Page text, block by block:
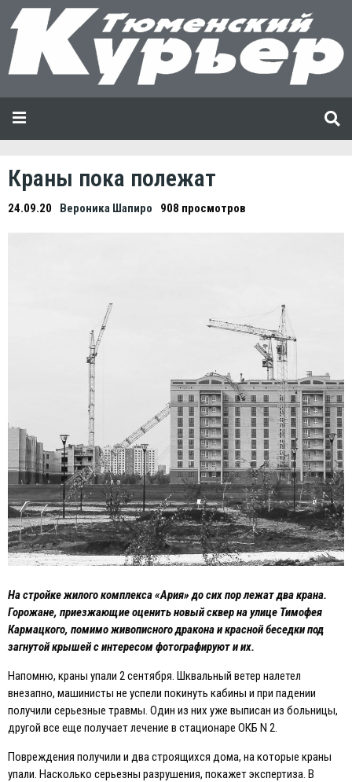
Краны пока полежат
24.09.20 Вероника Шапиро 908 просмотров
На стройке жилого комплекса «Ария» до сих пор лежат два крана.
Горожане, приезжающие оценить новый сквер на улице Тимофея
Кармацкого, помимо живописного дракона и красной беседки под
загнутой крышей с интересом фотографируют и их.
Напомню, краны упали 2 сентября. Шквальный ветер налетел
внезапно, машинисты не успели покинуть кабины и при падении
получили серьезные травмы. Один из них уже выписан из больницы,
другой все еще получает лечение в стационаре ОКБ N 2.
Повреждения получили и два строящихся дома, на которые краны
упали. Насколько серьезны разрушения, покажет экспертиза. В